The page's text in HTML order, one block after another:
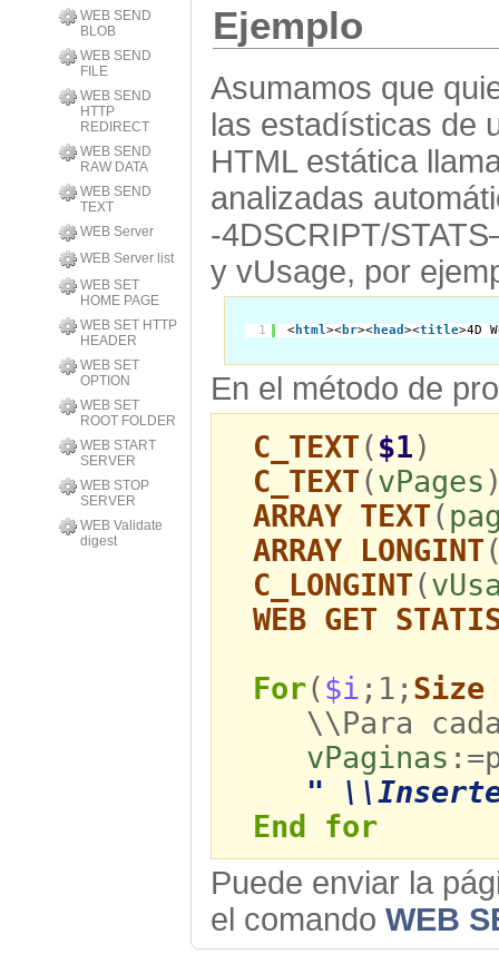
WEB SEND
BLOB
WEB SEND
FILE
WEB SEND
HTTP
REDIRECT
WEB SEND
RAW DATA
WEB SEND
TEXT
WEB Server
WEB Server list
WEB SET
HOME PAGE
WEB SET HTTP
HEADER
WEB SET
OPTION
WEB SET
ROOT FOLDER
WEB START
SERVER
WEB STOP
SERVER
WEB Validate
digest
Ejemplo
Asumamos que
las estadísticas de
HTML estática
analizadas
-4DSCRIPT/
y vUsage, por
1 <html><br><head><title>4D
En el método de
C_TEXT($1)
C_TEXT(vPages
ARRAY TEXT(
ARRAY LONGINT
C_LONGINT(
WEB GET
For($i ;1;
\\Para cada
vPaginas
" \\Inserte
End for
Puede enviar la
el comando WEB